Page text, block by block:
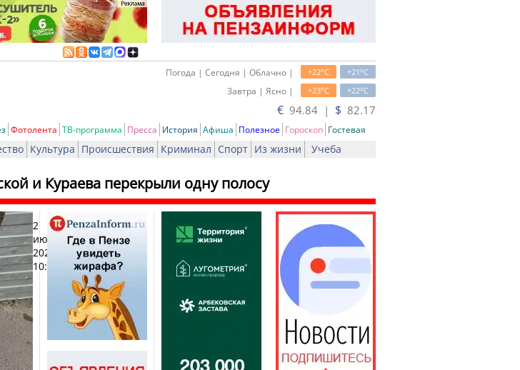
+21oC
+22oC
Погода | Сегодня | Облачно |
+22oC
+23oC
Завтра | Ясно |
€ 94.84 | $ 82.17
Фотолента ТВ-программа Пресса История Афиша Полезное Гороскоп Гостевая
Культура Происшествия Криминал Спорт Из жизни Учеба
и Кураева перекрыли одну полосу
2
июня
2026,
10:54
Печать